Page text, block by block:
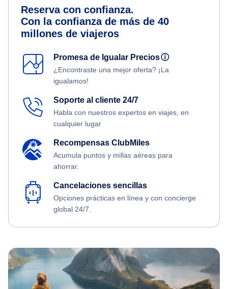
Reserva con confianza.
Con la confianza de más de 40
millones de viajeros
Promesa de Igualar Preciosⓘ
¿Encontraste una mejor oferta? ¡La
igualamos!
Soporte al cliente 24/7
Habla con nuestros expertos en viajes, en
cualquier lugar
Recompensas ClubMiles
Acumula puntos y millas aéreas para
ahorrar.
Cancelaciones sencillas
Opciones prácticas en línea y con concierge
global 24/7.